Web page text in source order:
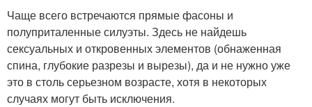
Чаще всего встречаются прямые фасоны и
полуприталенные силуэты. Здесь не найдешь
сексуальных и откровенных элементов (обнаженная
спина, глубокие разрезы и вырезы), да и не нужно уже
это в столь серьезном возрасте, хотя в некоторых
случаях могут быть исключения.